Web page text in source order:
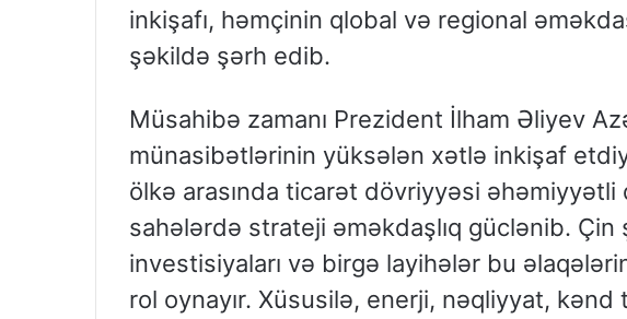
inkişafı, həmçinin qlobal və regional
şəkildə şərh edib.
Müsahibə zamanı Prezident İlham Əliyev
münasibətlərinin yüksələn xətlə inkişaf
ölkə arasında ticarət dövriyyəsi
sahələrdə strateji əməkdaşlıq güclənib. Çin
investisiyaları və birgə layihələr bu
rol oynayır. Xüsusilə, enerji, nəqliyyat,